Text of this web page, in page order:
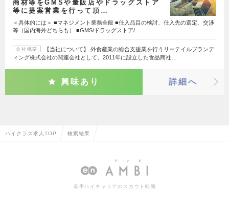
商材等をGMSや量販店やドラッグストア
等に提案営業を行って頂…
＜具体的には＞ ■マネジメント業務全般 ■仕入品目の検討、仕入先の選定、交渉
等（国内海外どちらも） ■GMS/ドラッグストア/…
会社概要
【当社について】 外食産業の総合支援業を行うリーテイルブランデ
ィング株式会社の関連会社として、2011年に設立した食品商社…
興味あり 詳細へ
ハイクラス求人TOP 検索結果
若手ハイキャリアのスカウト転職